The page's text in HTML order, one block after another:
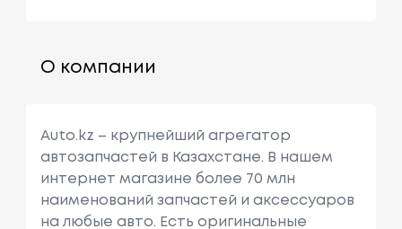
О компании
Auto.kz – крупнейший агрегатор
автозапчастей в Казахстане. В нашем
интернет магазине более 70 млн
наименований запчастей и аксессуаров
на любые авто. Есть оригинальные